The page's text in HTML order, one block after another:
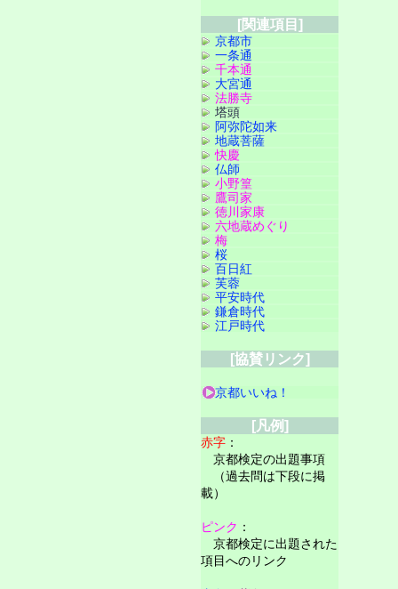
[関連項目]
京都市
一条通
千本通
大宮通
法勝寺
塔頭
阿弥陀如来
地蔵菩薩
快慶
仏師
小野篁
鷹司家
徳川家康
六地蔵めぐり
梅
桜
百日紅
芙蓉
平安時代
鎌倉時代
江戸時代
[協賛リンク]
京都いいね！
[凡例]
赤字 ：
京都検定の出題事項
（過去問は下段に掲
載）
ピンク ：
京都検定に出題された
項目へのリンク